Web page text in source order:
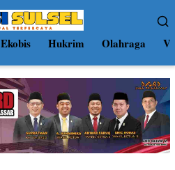
Ekobis Hukrim Olahraga